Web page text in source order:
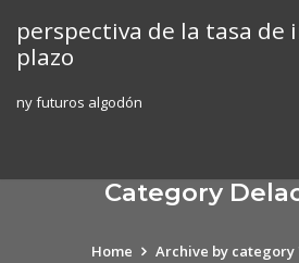
content
perspectiva de la tasa de
plazo
ny futuros algodón
Category
Home Archive by category